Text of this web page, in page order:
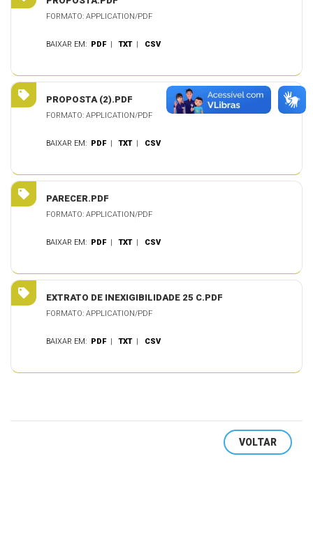
FORMATO: APPLICATION/PDF
BAIXAR EM: PDF |TXT | CSV
PROPOSTA (2).PDF
FORMATO: APPLICATION/PDF
BAIXAR EM: PDF |TXT | CSV
PARECER.PDF
FORMATO: APPLICATION/PDF
BAIXAR EM: PDF |TXT | CSV
EXTRATO DE INEXIGIBILIDADE 25 C.PDF
FORMATO: APPLICATION/PDF
BAIXAR EM: PDF |TXT | CSV
VOLTAR